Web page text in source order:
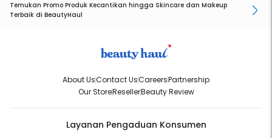
Temukan Promo Produk Kecantikan hingga Skincare dan Makeup
Terbaik di BeautyHaul
About UsContact UsCareersPartnership
Our StoreResellerBeauty Review
Layanan Pengaduan Konsumen